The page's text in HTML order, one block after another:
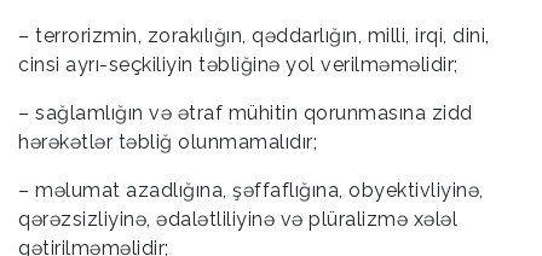
– terrorizmin, zorakılığın, qəddarlığın, milli, irqi, dini,
cinsi ayrı-seçkiliyin təbliğinə yol verilməməlidir;
– sağlamlığın və ətraf mühitin qorunmasına zidd
hərəkətlər təbliğ olunmamalıdır;
– məlumat azadlığına, şəffaflığına, obyektivliyinə,
qərəzsizliyinə, ədalətliliyinə və plüralizmə xələl
gətirilməməlidir;